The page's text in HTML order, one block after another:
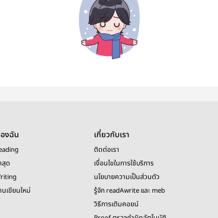
งฉัน
สุด
เขียนใหม่
เกี่ยวกับเรา
ติดต่อเรา
เงื่อนไขในการใช้บริการ
นโยบายความเป็นส่วนตัว
รู้จัก readAwrite และ meb
วิธีการเติมคอยน์